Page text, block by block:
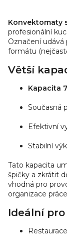
Konvektomaty
profesionální
Označení
formátu
Větší
Kapacita
Současná
Efektivní
Stabilní
Tato kapacita
špičky a zkrátit
vhodná pro
organizace
Ideální pro